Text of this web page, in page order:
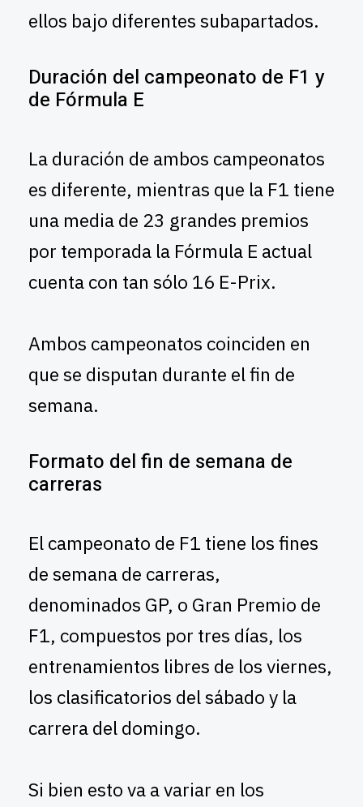
ellos bajo diferentes subapartados.
Duración del campeonato de F1 y
de Fórmula E
La duración de ambos campeonatos
es diferente, mientras que la F1 tiene
una media de 23 grandes premios
por temporada la Fórmula E actual
cuenta con tan sólo 16 E-Prix.
Ambos campeonatos coinciden en
que se disputan durante el fin de
semana.
Formato del fin de semana de
carreras
El campeonato de F1 tiene los fines
de semana de carreras,
denominados GP, o Gran Premio de
F1, compuestos por tres días, los
entrenamientos libres de los viernes,
los clasificatorios del sábado y la
carrera del domingo.
Si bien esto va a variar en los